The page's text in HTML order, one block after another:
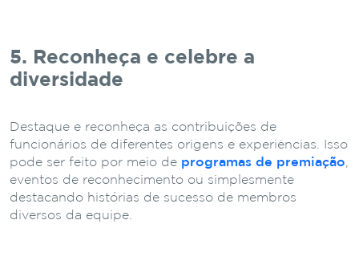
5. Reconheça e celebre a
diversidade
Destaque e reconheça as contribuições de
funcionários de diferentes origens e experiências. Isso
pode ser feito por meio de programas de premiação
eventos de reconhecimento ou simplesmente
destacando histórias de sucesso de membros
diversos da equipe.